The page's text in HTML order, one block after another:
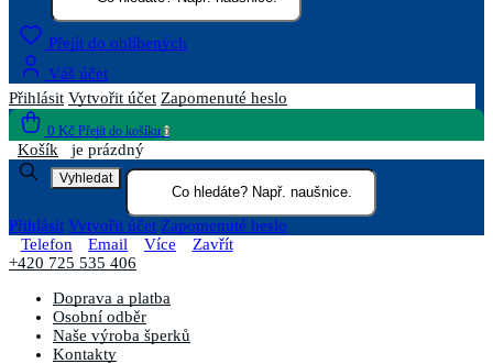
Přejít do oblíbených
Váš účet
Přihlásit Vytvořit účet Zapomenuté heslo
0 Kč Přejít do košíku 0
Košík je prázdný
Vyhledat
Přihlásit Vytvořit účet Zapomenuté heslo
Telefon
Email Více
Zavřít
+420 725 535 406
Doprava a platba
Osobní odběr
Naše výroba šperků
Kontakty